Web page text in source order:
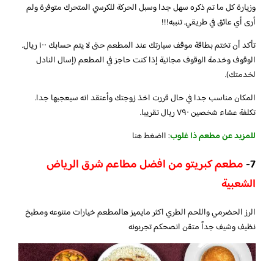
وزيارة كل ما تم ذكره سهل جدا وسبل الحركة للكرسي المتحرك متوفرة ولم
أرى أي عائق في طريقي. تنببه!!!
تأكد أن تختم بطاقة موقف سيارتك عند المطعم حتى لا يتم حسابك ١٠٠ ريال.
الوقوف وخدمة الوقوف مجانية إذا كنت حاجز في المطعم (إسال النادل
لخدمتك).
المكان مناسب جدا في حال قررت اخذ زوجتك وأعتقد انه سيعجبها جدا.
تكلفة عشاء شخصين ٧٩٠ ريال تقريبا.
للمزيد عن مطعم ذا غلوب: ااضغط هنا
7- مطعم كبريتو من افضل مطاعم شرق الرياض
الشعبية
الرز الحضرمي واللحم الطري اكثر مايميز هالمطعم خيارات متنوعه ومطبخ
نظيف وشيف جداً متقن انصحكم تجربونه